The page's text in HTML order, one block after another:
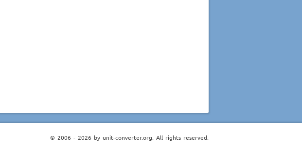
© 2006 - 2026 by unit-converter.org. All rights reserved.